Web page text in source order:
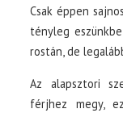
Csak éppen
tényleg
rostán, de
Az alapsztori
férjhez megy,